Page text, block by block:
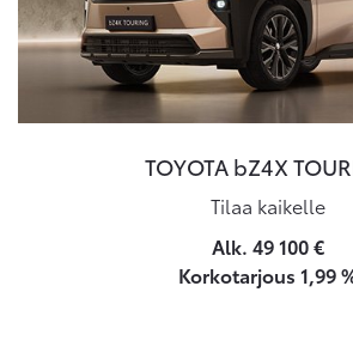
TOYOTA bZ4X
Tilaa kaikelle
Alk. 49 100 €
Korkotarjous 1,99